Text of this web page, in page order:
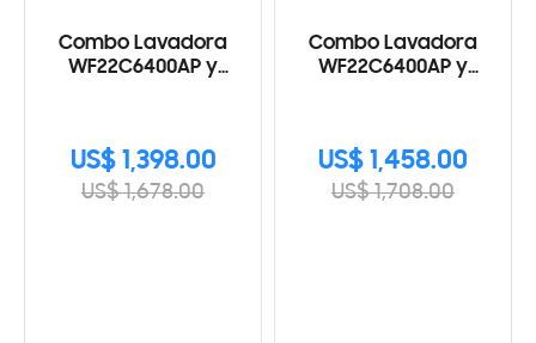
Combo Lavadora
WF22C6400AP y
US$ 1,398.00
US$ 1,678.00
Combo Lavadora
WF22C6400AP y
US$ 1,458.00
US$ 1,708.00